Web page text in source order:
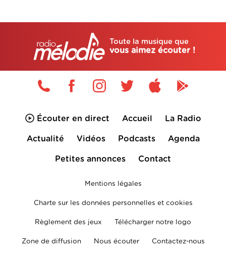
Toute la musique que
vous aimez écouter !
Écouter en direct Accueil La Radio
Actualité Vidéos Podcasts Agenda
Petites annonces Contact
Mentions légales
Charte sur les données personnelles et cookies
Règlement des jeux Télécharger notre logo
Zone de diffusion Nous écouter Contactez-nous